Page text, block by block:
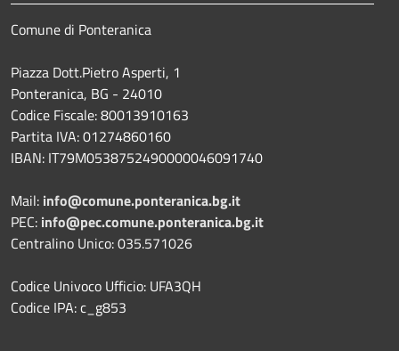
Comune di Ponteranica
Piazza Dott.Pietro Asperti, 1
Ponteranica, BG - 24010
Codice Fiscale: 80013910163
Partita IVA: 01274860160
IBAN: IT79M0538752490000046091740
Mail: info@comune.ponteranica.bg.it
PEC: info@pec.comune.ponteranica.bg.it
Centralino Unico: 035.571026
Codice Univoco Ufficio: UFA3QH
Codice IPA: c_g853